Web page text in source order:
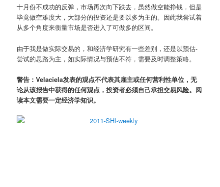
十月份不成功的反弹，市场再次向下跌去，虽然做空能挣钱，但是
毕竟做空难度大，大部分的投资还是要以多为主的。因此我尝试着
从多个角度来衡量市场是否进入了可做多的区间。
由于我是做实际交易的，和经济学研究有一些差别，还是以预估-
尝试的思路为主，如实际情况与预估不符，需要及时调整策略。
警告：Velaciela发表的观点不代表其雇主或任何营利性单位，无
论从该报告中获得的任何观点，投资者必须自己承担交易风险。阅
读本文需要一定经济学知识。